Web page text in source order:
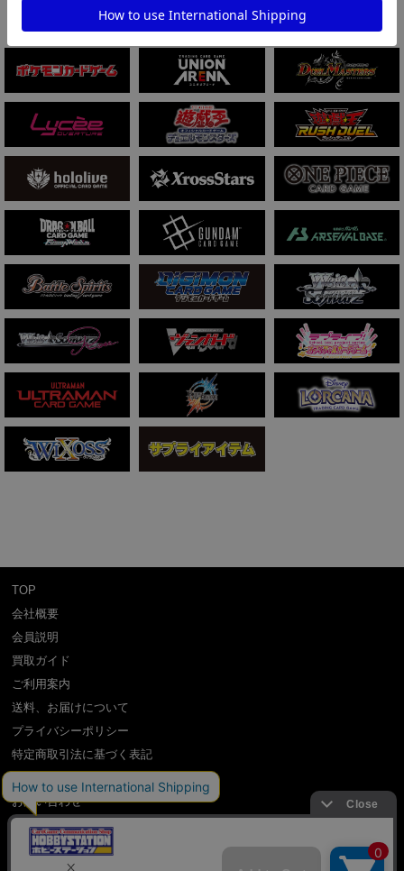
TOP
会社概要
会員説明
買取ガイド
ご利用案内
送料、お届けについて
プライバシーポリシー
特定商取引法に基づく表記
お問い合わせ
利用規約
International Shipping Guidance